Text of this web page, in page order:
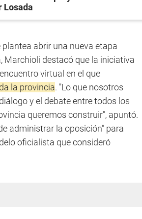
Losada
abrir una nueva etapa
Marchioli destacó que la iniciativa
virtual en el que
la provincia. "Lo que nosotros
y el debate entre todos los
queremos construir", apuntó.
administrar la oposición" para
oficialista que consideró